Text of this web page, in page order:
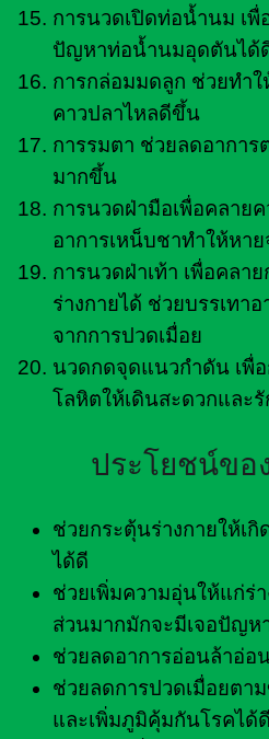
การนวดเปิดท่อน้ำนม เ
ปัญหาท่อน้ำนมอุดตันได้
การกล่อมมดลูก ช่วยทำ
คาวปลาไหลดีขึ้น
การรมตา ช่วยลดอาการ
มากขึ้น
การนวดฝ่ามือเพื่อคลายค
อาการเหน็บชาทำให้หา
การนวดฝ่าเท้า เพื่อคลา
ร่างกายได้ ช่วยบรรเทา
จากการปวดเมื่อย
นวดกดจุดแนวกำดัน เพื่
โลหิตให้เดินสะดวกและ
ประโยชน์ขอ
ช่วยกระตุ้นร่างกายให้เ
ได้ดี
ช่วยเพิ่มความอุ่นให้แก่ร่
ส่วนมากมักจะมีเจอปัญห
ช่วยลดอาการอ่อนล้าอ่อ
ช่วยลดการปวดเมื่อยตา
และเพิ่มภูมิคุ้มกันโรคได้ดี